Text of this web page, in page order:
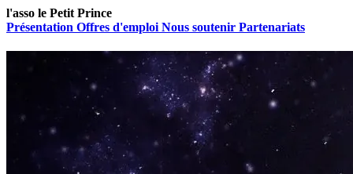
l'asso le Petit Prince
Présentation Offres d'emploi Nous soutenir Partenariats